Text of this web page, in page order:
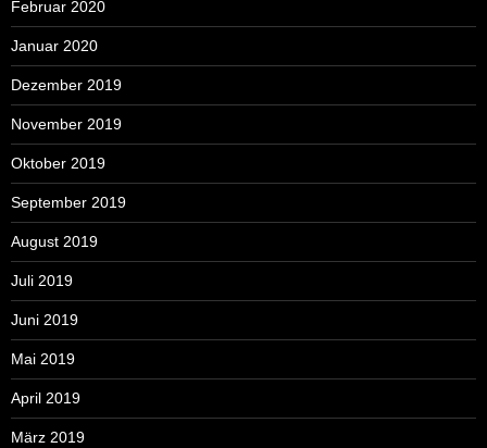
Februar 2020
Januar 2020
Dezember 2019
November 2019
Oktober 2019
September 2019
August 2019
Juli 2019
Juni 2019
Mai 2019
April 2019
März 2019